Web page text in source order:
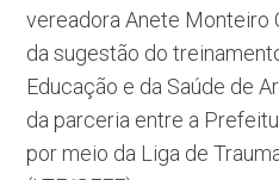
vereadora Anete Monteiro
da sugestão do
Educação e da Saúde de
da parceria entre a
por meio da Liga de